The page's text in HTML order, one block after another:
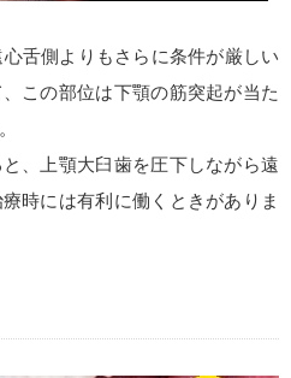
舌側よりもさらに条件が厳しい
この部位は下顎の筋突起が当た
、上顎大臼歯を圧下しながら遠
時には有利に働くときがありま